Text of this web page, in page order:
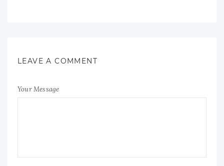
LEAVE A COMMENT
Your Message